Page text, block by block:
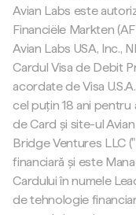
Avian Labs este
Financiële Markten
Avian Labs USA, Inc.,
Cardul Visa de Debit
acordate de Visa
cel puțin 18 ani
de Card și site-ul
Bridge Ventures LLC
financiară și este
Cardului în numele
de tehnologie